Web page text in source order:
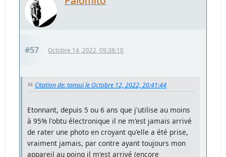
#57 Octobre 14, 2022, 09:38:10
Citation de: tansui le Octobre 12, 2022, 20:41:44
Etonnant, depuis 5 ou 6 ans que j'utilise au moins
à 95% l'obtu électronique il ne m'est jamais arrivé
de rater une photo en croyant qu'elle a été prise,
vraiment jamais, par contre ayant toujours mon
appareil au poing il m'est arrivé (encore